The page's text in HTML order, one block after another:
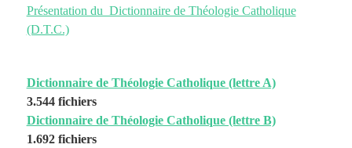
Présentation du Dictionnaire de Théologie Catholique
(D.T.C.)
Dictionnaire de Théologie Catholique (lettre A)
3.544 fichiers
Dictionnaire de Théologie Catholique (lettre B)
1.692 fichiers